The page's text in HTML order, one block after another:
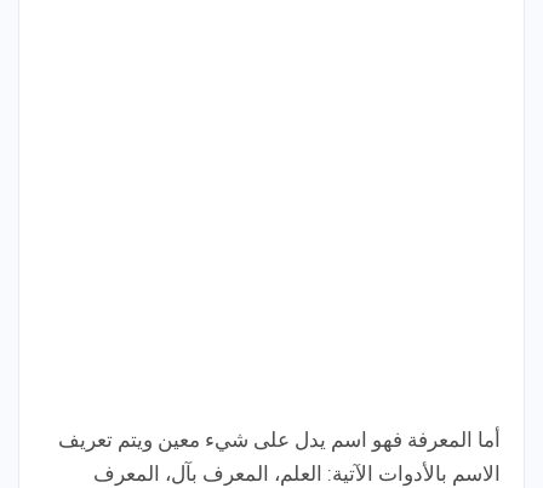
أما المعرفة فهو اسم يدل على شيء معين ويتم تعريف
الاسم بالأدوات الآتية: العلم، المعرف بآل، المعرف